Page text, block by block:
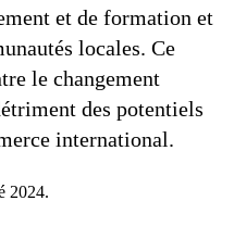
et de formation et
locales. Ce
le changement
des potentiels
international.
2024.